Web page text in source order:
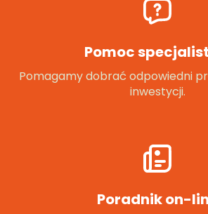
Pomoc
Pomagamy dobrać odpowiedni
inwestycji.
Poradnik on-